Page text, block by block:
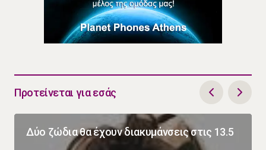
Προτείνεται για εσάς
Δύο ζώδια θα έχουν διακυμάνσεις στις 13.5